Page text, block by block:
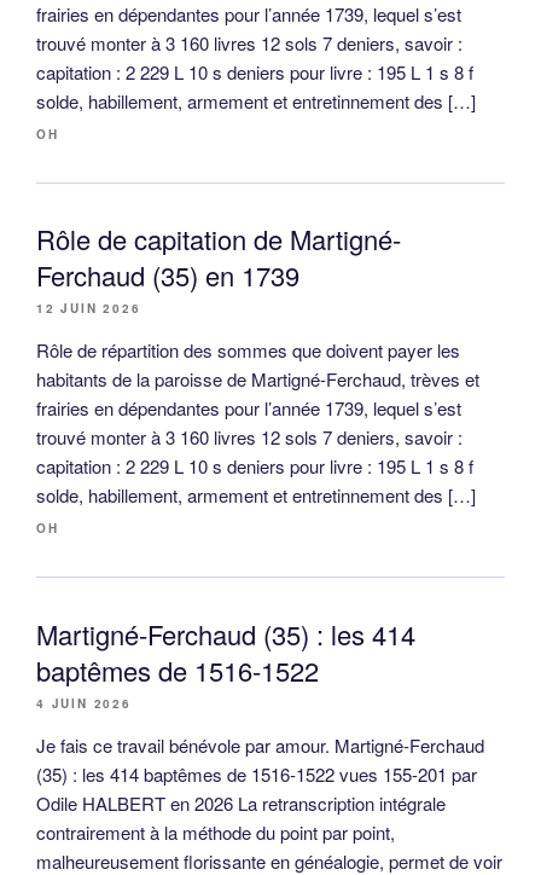
frairies en dépendantes pour l’année 1739, lequel s’est
trouvé monter à 3 160 livres 12 sols 7 deniers, savoir :
capitation : 2 229 L 10 s deniers pour livre : 195 L 1 s 8 f
solde, habillement, armement et entretinnement des […]
OH
Rôle de capitation de Martigné-
Ferchaud (35) en 1739
12 JUIN 2026
Rôle de répartition des sommes que doivent payer les
habitants de la paroisse de Martigné-Ferchaud, trèves et
frairies en dépendantes pour l’année 1739, lequel s’est
trouvé monter à 3 160 livres 12 sols 7 deniers, savoir :
capitation : 2 229 L 10 s deniers pour livre : 195 L 1 s 8 f
solde, habillement, armement et entretinnement des […]
OH
Martigné-Ferchaud (35) : les 414
baptêmes de 1516-1522
4 JUIN 2026
Je fais ce travail bénévole par amour. Martigné-Ferchaud
(35) : les 414 baptêmes de 1516-1522 vues 155-201 par
Odile HALBERT en 2026 La retranscription intégrale
contrairement à la méthode du point par point,
malheureusement florissante en généalogie, permet de voir